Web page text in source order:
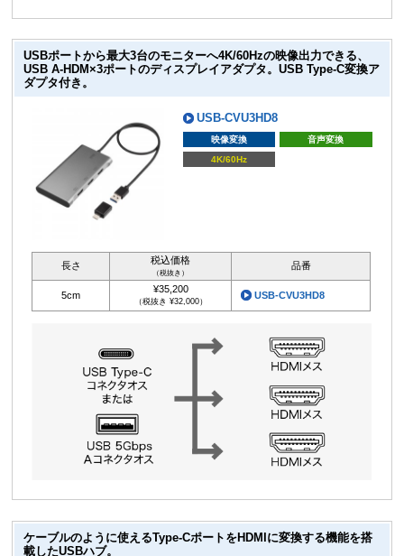
USBポートから最大3台のモニターへ4K/60Hzの映像出力できる、
USB A-HDM×3ポートのディスプレイアダプタ。USB Type-C変換ア
ダプタ付き。
USB-CVU3HD8
映像変換
音声変換
4K/60Hz
長さ 税込価格
（税抜き）
品番
5cm
¥35,200
（税抜き ¥32,000）
USB-CVU3HD8
ケーブルのように使えるType-CポートをHDMIに変換する機能を搭
載したUSBハブ。